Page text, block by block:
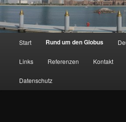
Start Rund um den Globus
Links Referenzen Kontakt
Datenschutz